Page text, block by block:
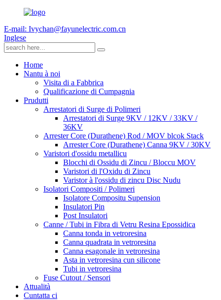
E-mail: Ivychan@fayunelectric.com.cn
Inglese
Home
Nantu à noi
Visita di a Fabbrica
Qualificazione di Cumpagnia
Prudutti
Arrestatori di Surge di Polimeri
Arrestatori di Surge 9KV / 12KV / 33KV /
36KV
Arrester Core (Durathene) Rod / MOV blcok Stack
Arrester Core (Durathene) Canna 9KV / 30KV
Varistori d'ossidu metallicu
Blocchi di Ossidu di Zincu / Bloccu MOV
Varistori di l'Oxidu di Zincu
Varistor à l'ossidu di zincu Disc Nudu
Isolatori Compositi / Polimeri
Isolatore Compositu Supension
Insulatori Pin
Post Insulatori
Canne / Tubi in Fibra di Vetru Resina Epossidica
Canna tonda in vetroresina
Canna quadrata in vetroresina
Canna esagonale in vetroresina
Asta in vetroresina cun silicone
Tubi in vetroresina
Fuse Cutout / Sensori
Attualità
Cuntatta ci